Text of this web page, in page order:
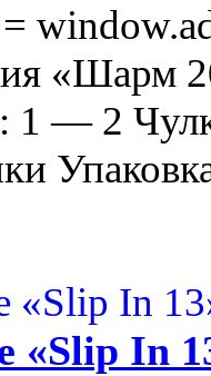
«Шарм
1 — 2
«Slip In